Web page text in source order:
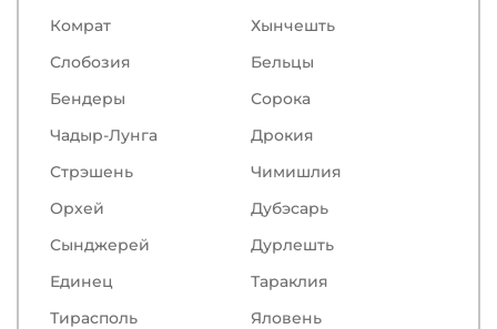
Комрат
Хынчешть
Слобозия
Бельцы
Бендеры
Сорокa
Чадыр-Лунга
Дрокия
Стрэшень
Чимишлия
Орхей
Дубэсарь
Сынджерей
Дурлешть
Единец
Тараклия
Тирасполь
Яловень